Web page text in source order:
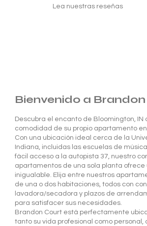
Lea nuestras reseñas
Bienvenido a
Descubra el encanto de Bloomington, IN
comodidad de su propio apartamento
Con una ubicación ideal cerca de la
Indiana, incluidas las escuelas de
fácil acceso a la autopista 37, nuestro
apartamentos de una sola planta ofrece
inigualable. Elija entre nuestros
de una o dos habitaciones, todos con
lavadora/secadora y plazos de
para satisfacer sus necesidades.
Brandon Court está perfectamente
tanto su vida profesional como personal,